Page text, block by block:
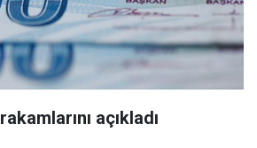
açıkladı